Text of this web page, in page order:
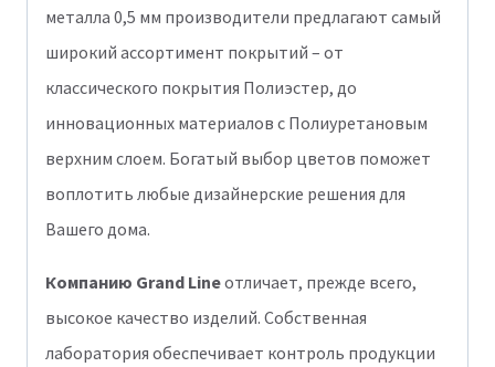
металла 0,5 мм производители предлагают самый
широкий ассортимент покрытий – от
классического покрытия Полиэстер, до
инновационных материалов с Полиуретановым
верхним слоем. Богатый выбор цветов поможет
воплотить любые дизайнерские решения для
Вашего дома.
Компанию Grand Lineотличает, прежде всего,
высокое качество изделий. Собственная
лаборатория обеспечивает контроль продукции